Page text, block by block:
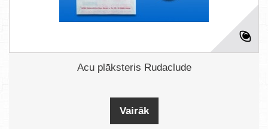
Acu plāksteris Rudaclude
Vairāk